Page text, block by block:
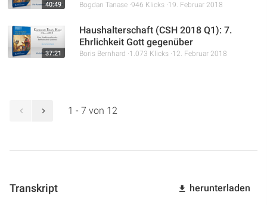
40:49 Bogdan Tanase 946 Klicks 19. Februar 2018
37:21
Haushalterschaft (CSH 2018 Q1): 7.
Ehrlichkeit Gott gegenüber
Boris Bernhard 1.073 Klicks 12. Februar 2018
1 - 7 von 12
Transkript herunterladen